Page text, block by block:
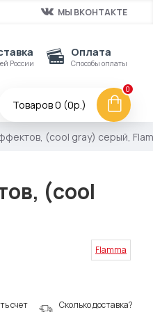
МЫ ВКОНТАКТЕ
России
Оплата
Способы оплаты
Товаров 0 (0р.)
0
(cool gray) серый,
(cool
Flamma
счет Сколько доставка?